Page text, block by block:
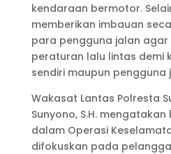
kendaraan bermotor.
memberikan imbauan
para pengguna jalan
peraturan lalu lintas demi
sendiri maupun pengguna
Wakasat Lantas Polresta
Sunyono, S.H.
dalam Operasi
difokuskan pada